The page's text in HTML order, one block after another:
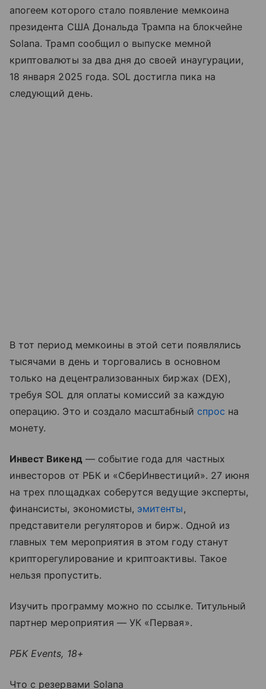
апогеем которого стало появление мемкоина
президента США Дональда Трампа на блокчейне
Solana. Трамп сообщил о выпуске мемной
криптовалюты за два дня до своей инаугурации,
18 января 2025 года. SOL достигла пика на
следующий день.
В тот период мемкоины в этой сети появлялись
тысячами в день и торговались в основном
только на децентрализованных биржах (DEX),
требуя SOL для оплаты комиссий за каждую
операцию. Это и создало масштабный спрос на
монету.
Инвест Викенд— событие года для частных
инвесторов от РБК и «СберИнвестиций». 27 июня
на трех площадках соберутся ведущие эксперты,
финансисты, экономисты, эмитенты,
представители регуляторов и бирж. Одной из
главных тем мероприятия в этом году станут
крипторегулирование и криптоактивы. Такое
нельзя пропустить.
Изучить программу можно по ссылке. Титульный
партнер мероприятия — УК «Первая».
РБК Events, 18+
Что с резервами Solana